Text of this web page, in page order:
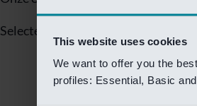
This website uses cookies
We want to offer you the
profiles: Essential, Basic
Selecteer een van de login opties